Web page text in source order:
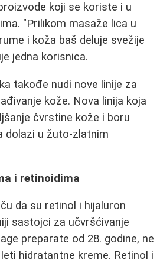
koji se koriste i u
"Prilikom masaže lica u
i koža baš deluje svežije
jedna korisnica.
takođe nudi nove linije za
kože. Nova linija koja
čvrstine kože i boru
dolazi u žuto-zlatnim
i retinoidima
da su retinol i hijaluron
sastojci za učvršćivanje
preparate od 28. godine, ne
hidratantne kreme. Retinol i